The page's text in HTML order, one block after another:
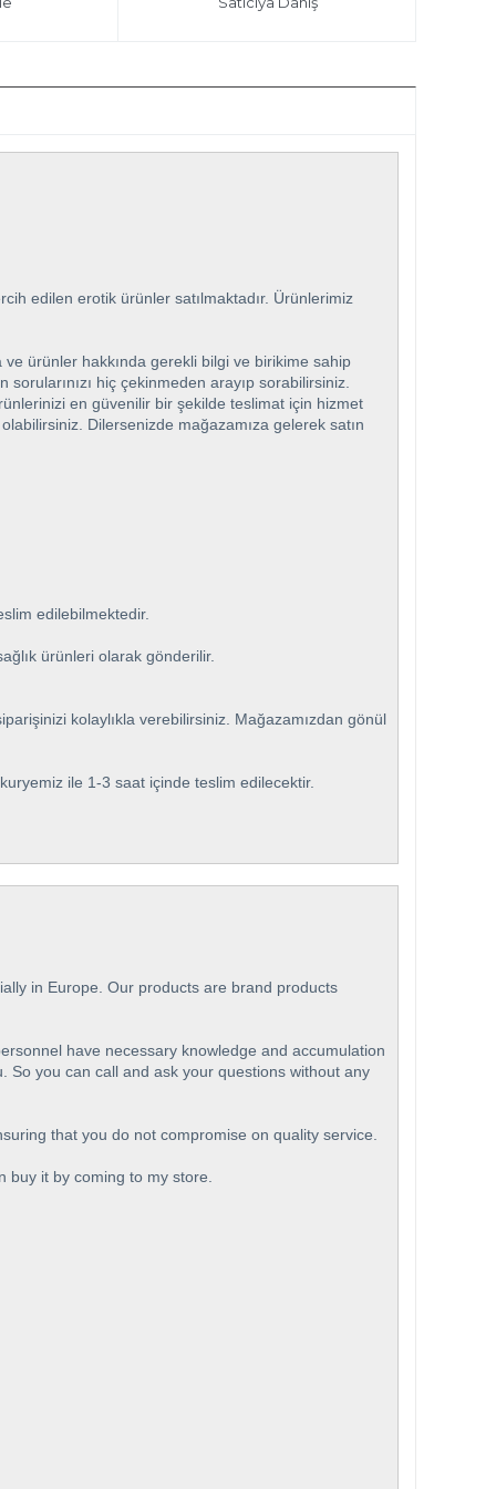
edilen erotik ürünler satılmaktadır. Ürünlerimiz
ürünler hakkında gerekli bilgi ve birikime sahip
hiç çekinmeden arayıp sorabilirsiniz.
en güvenilir bir şekilde teslimat için hizmet
Dilersenizde mağazamıza gelerek satın
edilebilmektedir.
ürünleri olarak gönderilir.
kolaylıkla verebilirsiniz. Mağazamızdan gönül
ile 1-3 saat içinde teslim edilecektir.
in Europe. Our products are brand products
have necessary knowledge and accumulation
So you can call and ask your questions without any
that you do not compromise on quality service.
it by coming to my store.